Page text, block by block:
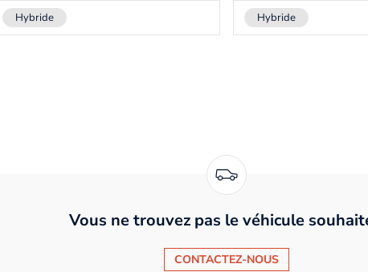
Hybride Hybride
Vous ne trouvez pas le véhicule
CONTACTEZ-NOUS